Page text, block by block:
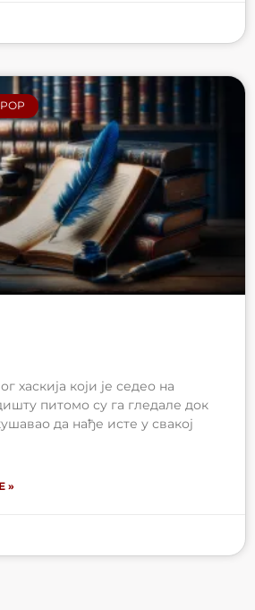
хаскија који је седео на
питомо су га гледале док
да нађе исте у свакој
»